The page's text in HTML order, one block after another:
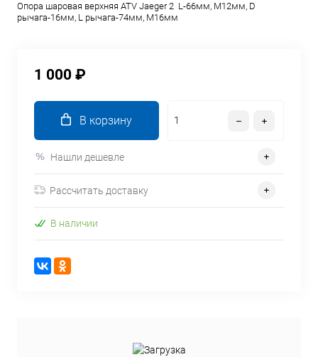
Опора шаровая верхняя ATV Jaeger 2 L-66мм, М12мм, D
рычага-16мм, L рычага-74мм, М16мм
1 000 ₽
В корзину
Нашли дешевле
Рассчитать доставку
В наличии